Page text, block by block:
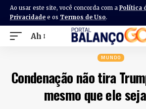
Ao usar este site, você concorda com a Política
Privacidade e os Termos de Uso.
Ah
MUNDO
Condenação não tira
mesmo que ele